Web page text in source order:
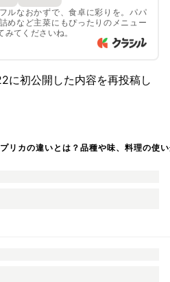
ルなおかずで、食卓に彩りを。パパ
めなど主菜にもぴったりのメニュー
てくださいね。
に初公開した内容を再投稿し
リカの違いとは？品種や味、料理の使